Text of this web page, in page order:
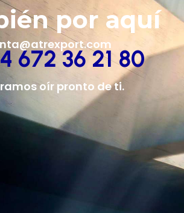
por aquí
672 36 21 80
oír pronto de ti.